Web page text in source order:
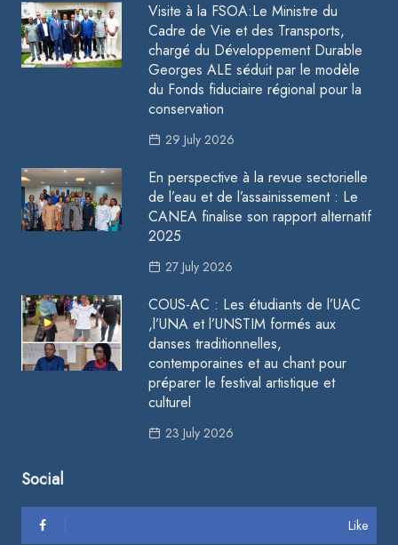
Visite à la FSOA:Le Ministre du
Cadre de Vie et des Transports,
chargé du Développement Durable
Georges ALE séduit par le modèle
du Fonds fiduciaire régional pour la
conservation
29 July 2026
En perspective à la revue sectorielle
de l’eau et de l’assainissement : Le
CANEA finalise son rapport alternatif
2025
27 July 2026
COUS-AC : Les étudiants de l’UAC
,l’UNA et l’UNSTIM formés aux
danses traditionnelles,
contemporaines et au chant pour
préparer le festival artistique et
culturel
23 July 2026
Social
Like